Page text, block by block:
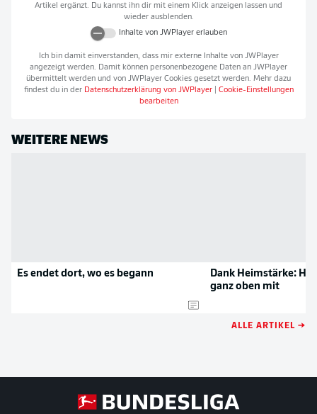
Artikel ergänzt. Du kannst ihn dir mit einem Klick anzeigen lassen und
wieder ausblenden.
Inhalte von JWPlayererlauben
Ich bin damit einverstanden, dass mir externe Inhalte von JWPlayer
angezeigt werden. Damit können personenbezogene Daten an JWPlayer
übermittelt werden und von JWPlayer Cookies gesetzt werden. Mehr dazu
findest du in der Datenschutzerklärung von JWPlayer| Cookie-Einstellungen
bearbeiten
WEITERE NEWS
Es endet dort, wo es begann
Dank Heimstärke:
ganz oben mit
ALLE ARTIKEL →